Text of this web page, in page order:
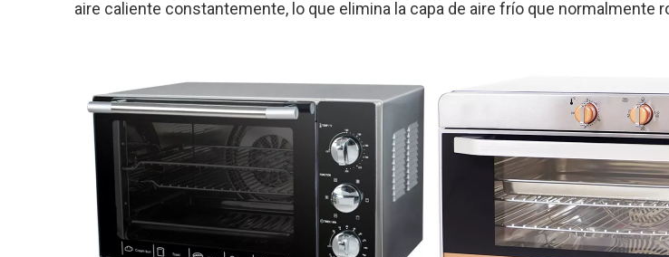
aire caliente constantemente, lo que elimina la capa de aire frío que normalmente